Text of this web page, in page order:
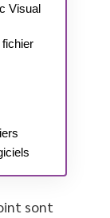
Visual
sont